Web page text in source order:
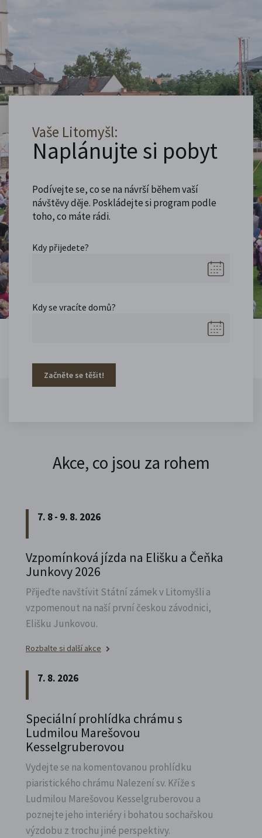
Vaše Litomyšl:
Naplánujte si pobyt
Podívejte se, co se na návrší během vaší
návštěvy děje. Poskládejte si program podle
toho, co máte rádi.
Kdy přijedete?
Kdy se vracíte domů?
Začněte se těšit!
Akce, co jsou za rohem
7. 8 - 9. 8. 2026
Vzpomínková jízda na Elišku a Čeňka
Junkovy 2026
Přijeďte navštívit Státní zámek v Litomyšli a
vzpomenout na naší první českou závodnici,
Elišku Junkovou.
Rozbalte si další akce
7. 8. 2026
Speciální prohlídka chrámu s
Ludmilou Marešovou
Kesselgruberovou
Vydejte se na komentovanou prohlídku
piaristického chrámu Nalezení sv. Kříže s
Ludmilou Marešovou Kesselgruberovou a
poznejte jeho interiéry i bohatou sochařskou
výzdobu z trochu jiné perspektivy.